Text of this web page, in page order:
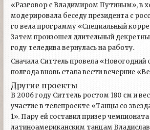
«Разговор с Владимиром Путиным», в
модерировала беседу президента с
го вела программу «Специальный
Затем произошел длительный
году теледива вернулась на работу.
Сначала Ситтель провела «Новогодний
полгода вновь стала вести вечерние
Другие проекты
В 2006 году Ситтель ростом 180 см и
участие в телепроекте «Танцы со
1». Пару ей составил призер
латиноамериканским танцам